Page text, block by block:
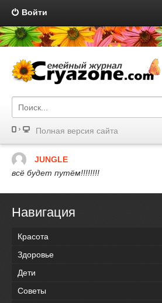
Войти
Полная версия сайта
JUNGLE
всё будет путём!!!!!!!!
Навигация
Красота
Здоровье
Дети
Советы